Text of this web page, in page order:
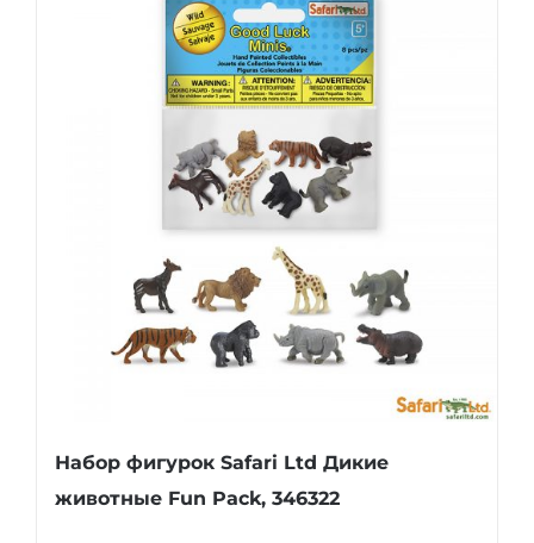
Набор фигурок Safari Ltd Дикие
животные Fun Pack, 346322